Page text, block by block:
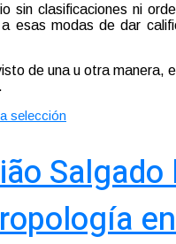
sin clasificaciones ni
esas modas de dar
de una u otra manera,
selección